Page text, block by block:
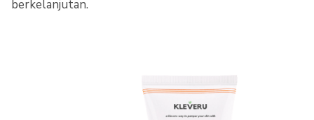
berkelanjutan.